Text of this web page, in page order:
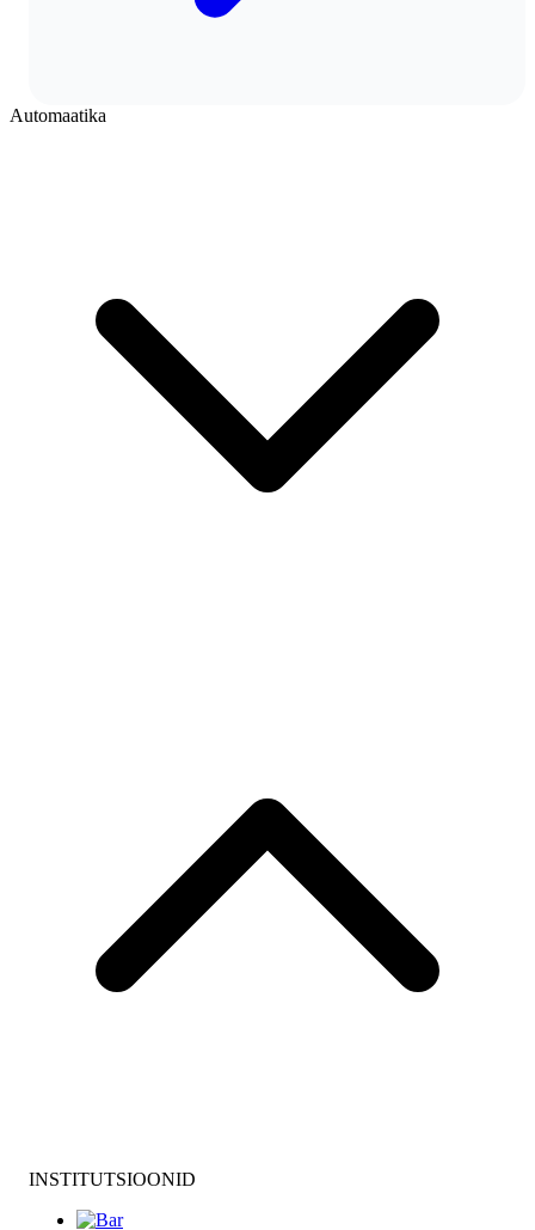
Automaatika
INSTITUTSIOONID